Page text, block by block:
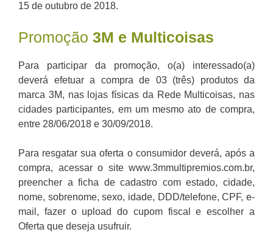
15 de outubro de 2018.
Promoção 3M e Multicoisas
Para participar da promoção, o(a) interessado(a)
deverá efetuar a compra de 03 (três) produtos da
marca 3M, nas lojas físicas da Rede Multicoisas, nas
cidades participantes, em um mesmo ato de compra,
entre 28/06/2018 e 30/09/2018.
Para resgatar sua oferta o consumidor deverá, após a
compra, acessar o site www.3mmultipremios.com.br,
preencher a ficha de cadastro com estado, cidade,
nome, sobrenome, sexo, idade, DDD/telefone, CPF, e-
mail, fazer o upload do cupom fiscal e escolher a
Oferta que deseja usufruir.